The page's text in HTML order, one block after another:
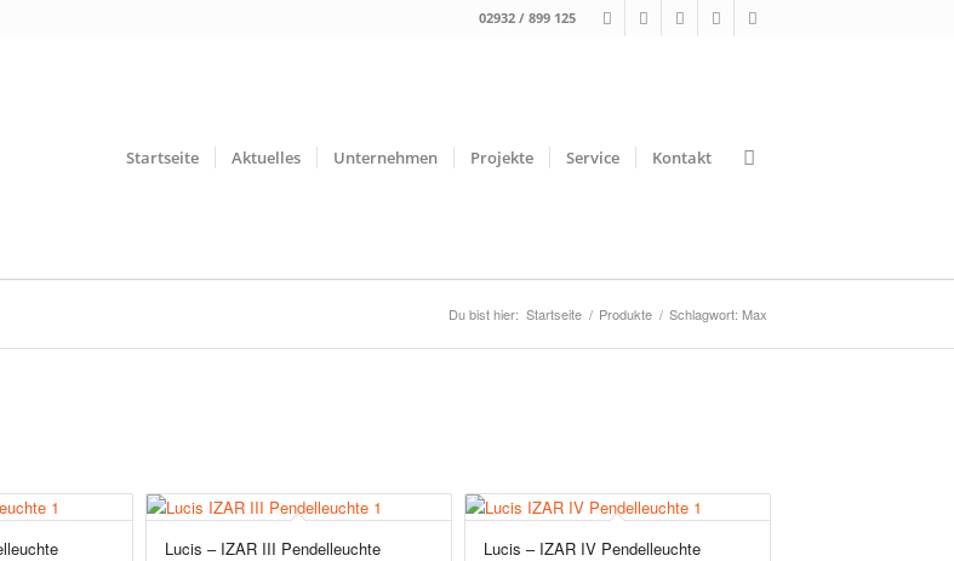
02932 / 899 125
Startseite Aktuelles Unternehmen Projekte Service Kontakt
Du bist hier: Startseite / Produkte / Schlagwort: Max
Lucis – IZAR III Pendelleuchte Lucis – IZAR IV Pendelleuchte